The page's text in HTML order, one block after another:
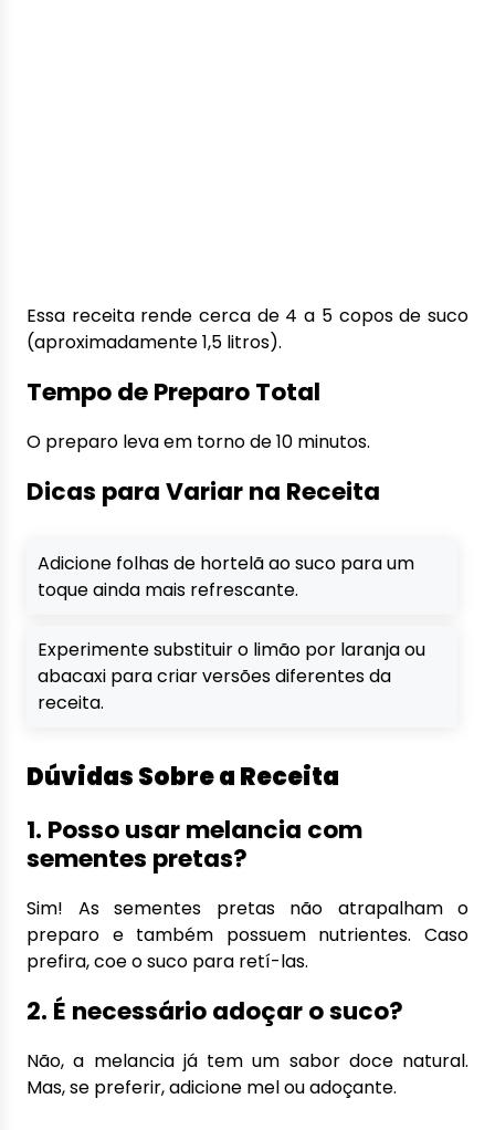
Essa receita rende cerca de 4 a 5 copos de suco
(aproximadamente 1,5 litros).
Tempo de Preparo Total
O preparo leva em torno de 10 minutos.
Dicas para Variar na Receita
Adicione folhas de hortelã ao suco para um
toque ainda mais refrescante.
Experimente substituir o limão por laranja ou
abacaxi para criar versões diferentes da
receita.
Dúvidas Sobre a Receita
1. Posso usar melancia com
sementes pretas?
Sim! As sementes pretas não atrapalham o
preparo e também possuem nutrientes. Caso
prefira, coe o suco para retí-las.
2. É necessário adoçar o suco?
Não, a melancia já tem um sabor doce natural.
Mas, se preferir, adicione mel ou adoçante.